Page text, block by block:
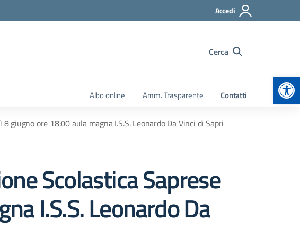
Accedi
Cerca
Albo online Amm. Trasparente Contatti
giugno ore 18:00 aula magna I.S.S. Leonardo Da Vinci di Sapri
Scolastica Saprese
I.S.S. Leonardo Da